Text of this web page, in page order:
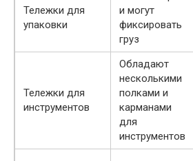
Тележки для
упаковки
и могут
фиксировать
груз
Тележки для
инструментов
Обладают
несколькими
полками и
карманами
для
инструментов